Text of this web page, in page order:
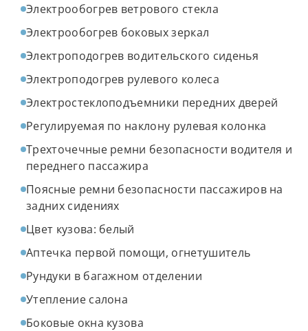
Электрообогрев ветрового стекла
Электрообогрев боковых зеркал
Электроподогрев водительского сиденья
Электроподогрев рулевого колеса
Электростеклоподъемники передних дверей
Регулируемая по наклону рулевая колонка
Трехточечные ремни безопасности водителя и
переднего пассажира
Поясные ремни безопасности пассажиров на
задних сидениях
Цвет кузова: белый
Аптечка первой помощи, огнетушитель
Рундуки в багажном отделении
Утепление салона
Боковые окна кузова